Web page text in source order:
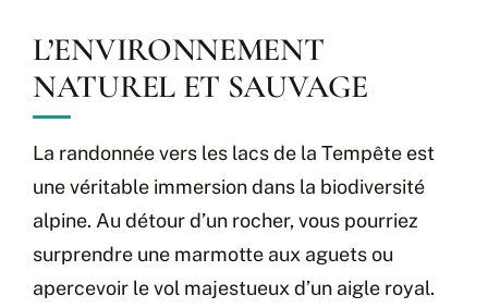
L’ENVIRONNEMENT
NATUREL ET SAUVAGE
La randonnée vers les lacs de la Tempête est
une véritable immersion dans la biodiversité
alpine. Au détour d’un rocher, vous pourriez
surprendre une marmotte aux aguets ou
apercevoir le vol majestueux d’un aigle royal.